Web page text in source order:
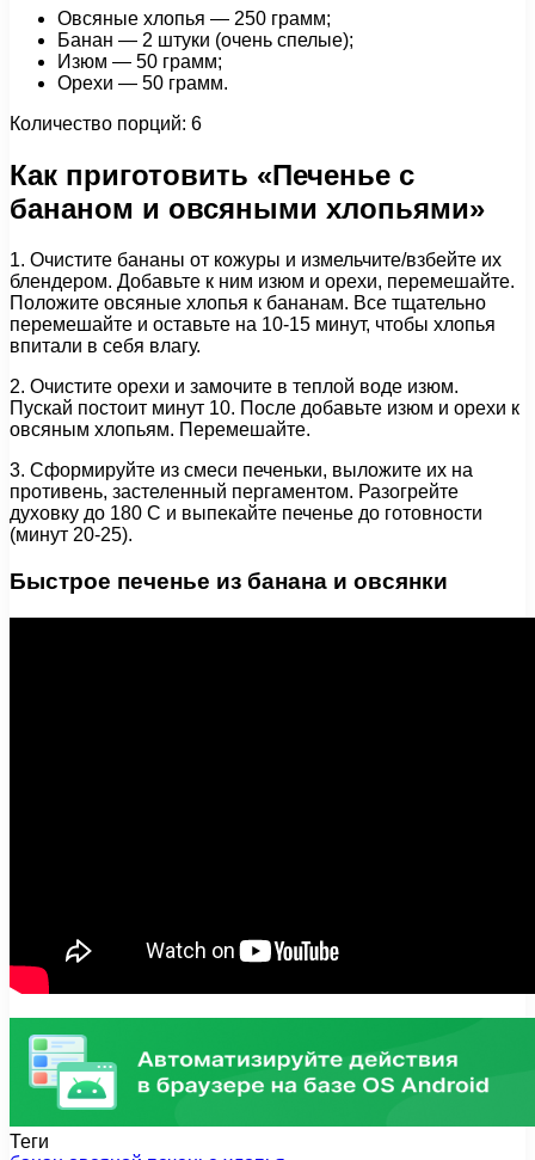
Овсяные хлопья — 250 грамм;
Банан — 2 штуки (очень спелые);
Изюм — 50 грамм;
Орехи — 50 грамм.
Количество порций: 6
Как приготовить «Печенье с
бананом и овсяными хлопьями»
1. Очистите бананы от кожуры и измельчите/взбейте их
блендером. Добавьте к ним изюм и орехи, перемешайте.
Положите овсяные хлопья к бананам. Все тщательно
перемешайте и оставьте на 10-15 минут, чтобы хлопья
впитали в себя влагу.
2. Очистите орехи и замочите в теплой воде изюм.
Пускай постоит минут 10. После добавьте изюм и орехи к
овсяным хлопьям. Перемешайте.
3. Сформируйте из смеси печеньки, выложите их на
противень, застеленный пергаментом. Разогрейте
духовку до 180 С и выпекайте печенье до готовности
(минут 20-25).
Быстрое печенье из банана и овсянки
Теги